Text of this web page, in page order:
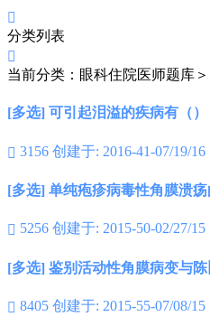

分类列表

当前分类：眼科住院医师题库＞
[多选] 可引起泪溢的疾病有（）
 3156 创建于: 2016-41-07/19/16
[多选] 单纯疱疹病毒性角膜溃疡
5256 创建于: 2015-50-02/27/15
[多选] 鉴别活动性角膜病变与
 8405 创建于: 2015-55-07/08/15